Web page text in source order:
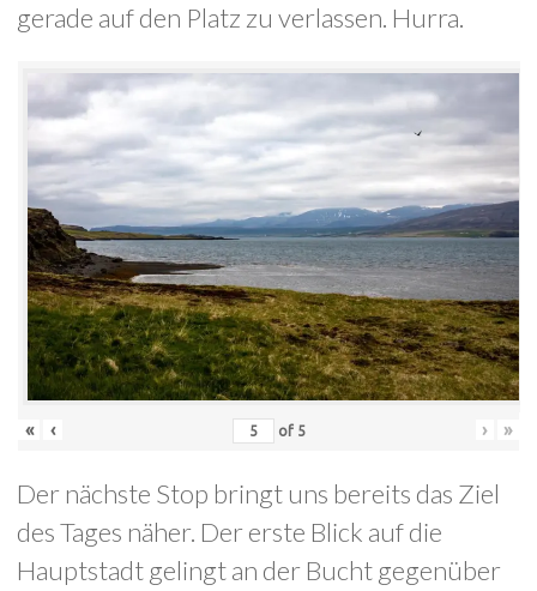
gerade auf den Platz zu verlassen. Hurra.
« ‹ of 5 › »
Der nächste Stop bringt uns bereits das Ziel
des Tages näher. Der erste Blick auf die
Hauptstadt gelingt an der Bucht gegenüber